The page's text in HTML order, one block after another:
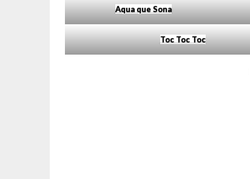
Aqua que Sona
Toc Toc Toc